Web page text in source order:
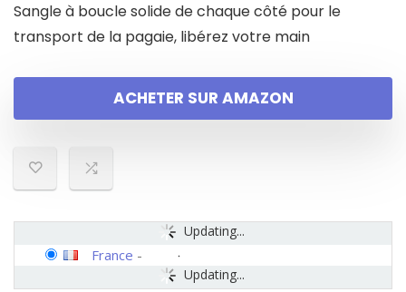
Sangle à boucle solide de chaque côté pour le
transport de la pagaie, libérez votre main
ACHETER SUR AMAZON
Updating...
Updating...
France -